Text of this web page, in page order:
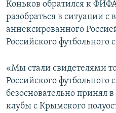
ТЕЛЕПРОЕКТ КРЫМ.РЕАЛИИ
СОВЕТЫ ПРАВОЗАЩИТНИКОВ
ПРОПАВШИЕ БЕЗ ВЕСТИ
ПОБЕДИТЕЛЕЙ НЕ СУДЯТ?
КРЫМ.НЕПОКОРЕННЫЙ
ELIFBE
Українською
Qırımtatar
ПРИСОЕДИНЯЙТЕСЬ!
Коньков обратился к
разобраться в ситуации
аннексированного
Российского футбольного
«Мы стали свидетелями
Российского футбольного
безосновательно принял
клубы с Крымского